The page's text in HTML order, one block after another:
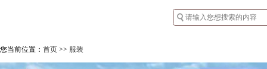
您当前位置： 首页 >> 服装